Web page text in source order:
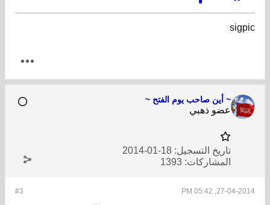
sigpic
~ أين صاحب يوم الفتح ~
عضو ذهبي
تاريخ التسجيل: 18-01-2014
المشاركات: 1393
#3 27-04-2014, 05:42 PM